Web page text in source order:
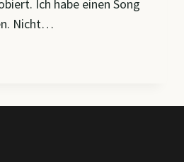
Ich habe einen Song
Nicht…